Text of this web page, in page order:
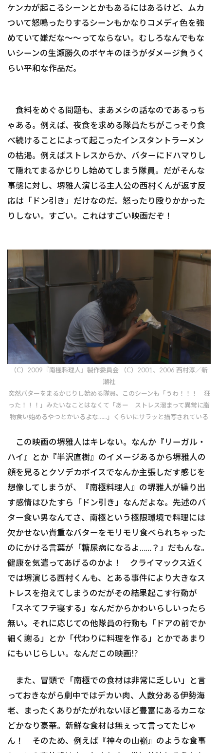
ケンカが起こるシーンとかもあるにはあるけど、ムカ
ついて怒鳴ったりするシーンもかなりコメディ色を強
めていて嫌だな～～ってならない。むしろなんでもな
いシーンの生瀬勝久のボヤキのほうがダメージ負うく
らい平和な作品だ。
食料をめぐる問題も、まあメシの話なのであるっち
ゃある。例えば、夜食を求める隊員たちがこっそり食
べ続けることによって起こったインスタントラーメン
の枯渇。例えばストレスからか、バターにドハマりし
て隠れてまるかじりし始めてしまう隊員。だがそんな
事態に対し、堺雅人演じる主人公の西村くんが返す反
応は「ドン引き」だけなのだ。怒ったり殴りかかった
りしない。すごい。これはすごい映画だぞ！
（C）2009『南極料理人』製作委員会 （C）2001、2006 西村淳／新
潮社
突然バターをまるかじりし始める隊員。このシーンも「うわ！！！ 狂
った！！！」みたいなことはなくて「あー ストレス溜まって異常に脂
物食い始めるやつとかいるよな……」くらいにサラッと描写されている
この映画の堺雅人はキレない。なんか『リーガル・
ハイ』とか『半沢直樹』のイメージあるから堺雅人の
顔を見るとクソデカボイスでなんか主張しだす感じを
想像してしまうが、『南極料理人』の堺雅人が繰り出
す感情はひたすら「ドン引き」なんだよな。先述のバ
ター食い男なんてさ、南極という極限環境で料理には
欠かせない貴重なバターをモリモリ食べられちゃった
のにかける言葉が「糖尿病になるよ……？」だもんな。
健康を気遣ってあげるのかよ！ クライマックス近く
では堺演じる西村くんも、とある事件により大きなス
トレスを抱えてしまうのだがその結果起こす行動が
「スネてフテ寝する」なんだからかわいらしいったら
無い。それに応じての他隊員の行動も「ドアの前でか
細く謝る」とか「代わりに料理を作る」とかであまり
にもいじらしい。なんだこの映画!?
また、冒頭で「南極での食材は非常に乏しい」と言
っておきながら劇中ではデカい肉、人数分ある伊勢海
老、まったくありがたがれないほど豊富にあるカニな
どかなり豪華。新鮮な食材は無ぇって言ってたじゃ
ん！ そのため、例えば『神々の山嶺』のような食事